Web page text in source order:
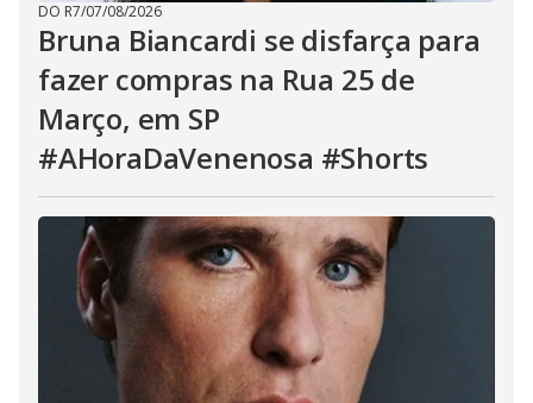
DO R7/07/08/2026
Bruna Biancardi se disfarça para
fazer compras na Rua 25 de
Março, em SP
#AHoraDaVenenosa #Shorts